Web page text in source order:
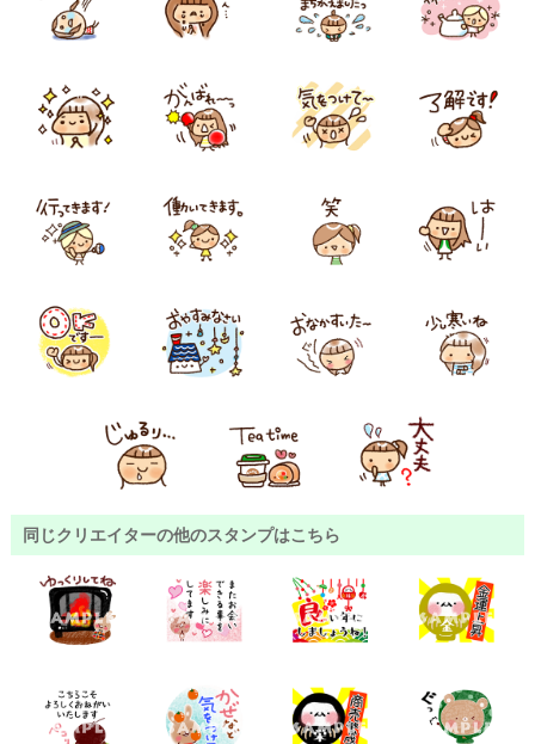
同じクリエイターの他のスタンプはこちら